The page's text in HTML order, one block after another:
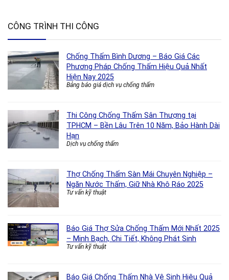
CÔNG TRÌNH THI CÔNG
Chống Thấm Bình Dương – Báo Giá Các
Phương Pháp Chống Thấm Hiệu Quả Nhất
Hiện Nay 2025
Bảng báo giá dịch vụ chống thấm
Thi Công Chống Thấm Sân Thượng tại
TPHCM – Bền Lâu Trên 10 Năm, Bảo Hành Dài
Hạn
Dịch vụ chống thấm
Thợ Chống Thấm Sàn Mái Chuyên Nghiệp –
Ngăn Nước Thấm, Giữ Nhà Khô Ráo 2025
Tư vấn kỹ thuật
Báo Giá Thợ Sửa Chống Thấm Mới Nhất 2025
– Minh Bạch, Chi Tiết, Không Phát Sinh
Tư vấn kỹ thuật
Báo Giá Chống Thấm Nhà Vệ Sinh Hiệu Quả